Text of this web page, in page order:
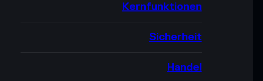
Kernfunktionen
Sicherheit
Handel